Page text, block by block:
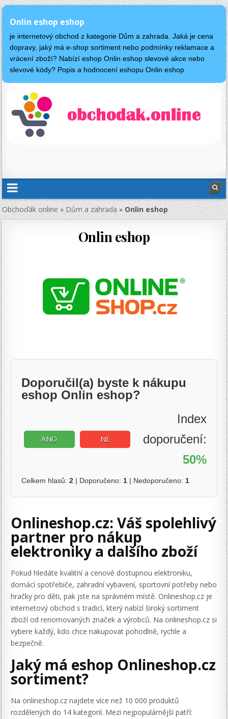
Onlin eshop eshop
je internetový obchod z kategorie Dům a zahrada. Jaká je cena
dopravy, jaký má e-shop sortiment nebo podmínky reklamace a
vrácení zboží? Nabízí eshop Onlin eshop slevové akce nebo
slevové kódy? Popis a hodnocení eshopu Onlin eshop
Obchoďák online»Dům a zahrada»Onlin eshop
Onlin eshop
Doporučil(a) byste k nákupu
eshop Onlin eshop?
ANO NE
Index
doporučení:
50%
Celkem hlasů:2 | Doporučeno: 1 | Nedoporučeno: 1
Onlineshop.cz: Váš spolehlivý
partner pro nákup
elektroniky a dalšího zboží
Pokud hledáte kvalitní a cenově dostupnou elektroniku,
domácí spotřebiče, zahradní vybavení, sportovní potřeby nebo
hračky pro děti, pak jste na správném místě. Onlineshop.cz je
internetový obchod s tradicí, který nabízí široký sortiment
zboží od renomovaných značek a výrobců. Na onlineshop.cz si
vybere každý, kdo chce nakupovat pohodlně, rychle a
bezpečně.
Jaký má eshop Onlineshop.cz
sortiment?
Na onlineshop.cz najdete více než 10 000 produktů
rozdělených do 14 kategorií. Mezi nejpopulárnější patří: